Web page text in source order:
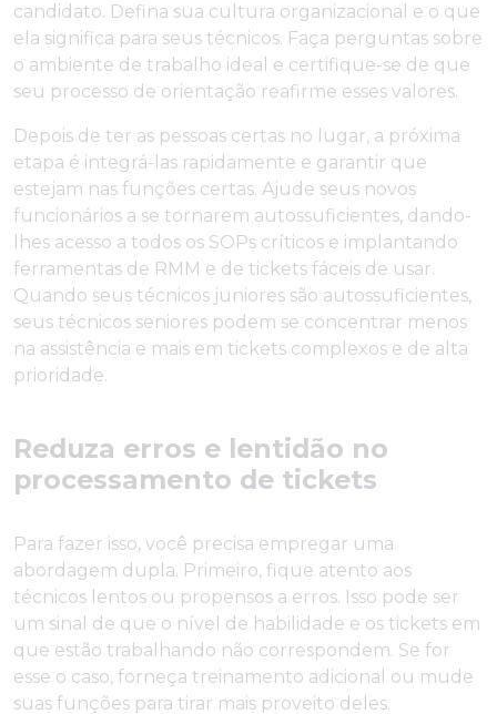
candidato. Defina sua cultura organizacional e o que
ela significa para seus técnicos. Faça perguntas sobre
o ambiente de trabalho ideal e certifique-se de que
seu processo de orientação reafirme esses valores.
Depois de ter as pessoas certas no lugar, a próxima
etapa é integrá-las rapidamente e garantir que
estejam nas funções certas. Ajude seus novos
funcionários a se tornarem autossuficientes, dando-
lhes acesso a todos os SOPs críticos e implantando
ferramentas de RMM e de tickets fáceis de usar.
Quando seus técnicos juniores são autossuficientes,
seus técnicos seniores podem se concentrar menos
na assistência e mais em tickets complexos e de alta
prioridade.
Reduza erros e lentidão no
processamento de tickets
Para fazer isso, você precisa empregar uma
abordagem dupla. Primeiro, fique atento aos
técnicos lentos ou propensos a erros. Isso pode ser
um sinal de que o nível de habilidade e os tickets em
que estão trabalhando não correspondem. Se for
esse o caso, forneça treinamento adicional ou mude
suas funções para tirar mais proveito deles.